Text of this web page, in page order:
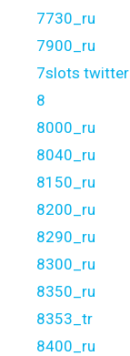
7730_ru
7900_ru
7slots twitter
8
8000_ru
8040_ru
8150_ru
8200_ru
8290_ru
8300_ru
8350_ru
8353_tr
8400_ru